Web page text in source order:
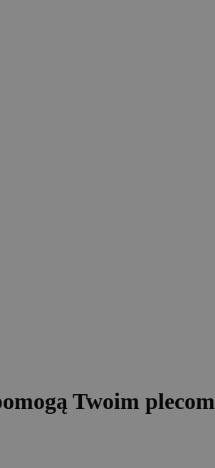
Twoim plecom